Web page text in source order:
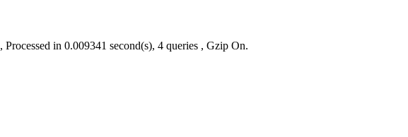
, Processed in 0.009341 second(s), 4 queries , Gzip On.